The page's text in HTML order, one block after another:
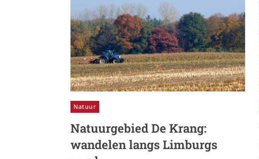
Natuur
Natuurgebied De Krang:
wandelen langs Limburgs